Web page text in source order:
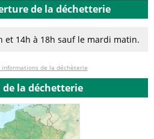
de la déchetterie
et 14h à 18h sauf le mardi matin.
de la déchèterie
la déchetterie